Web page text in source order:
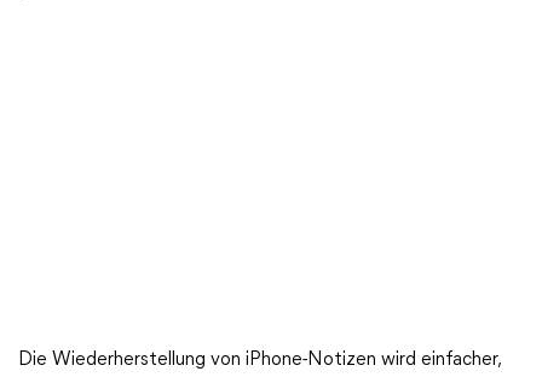
Die Wiederherstellung von iPhone-Notizen wird einfacher,